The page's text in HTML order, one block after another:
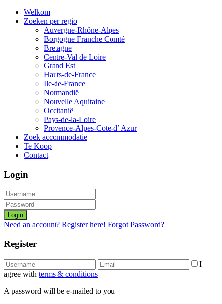
Welkom
Zoeken per regio
Auvergne-Rhône-Alpes
Borgogne Franche Comté
Bretagne
Centre-Val de Loire
Grand Est
Hauts-de-France
Ile-de-France
Normandië
Nouvelle Aquitaine
Occitanië
Pays-de-la-Loire
Provence-Alpes-Cote-d’ Azur
Zoek accommodatie
Te Koop
Contact
Login
Login
Need an account? Register here! Forgot Password?
Register
I
agree with terms & conditions
A password will be e-mailed to you